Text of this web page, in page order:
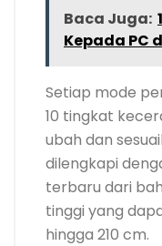
Baca Juga:
Kepada PC
Setiap mode
10 tingkat
ubah dan
dilengkapi
terbaru dari
tinggi yang
hingga 210 cm.